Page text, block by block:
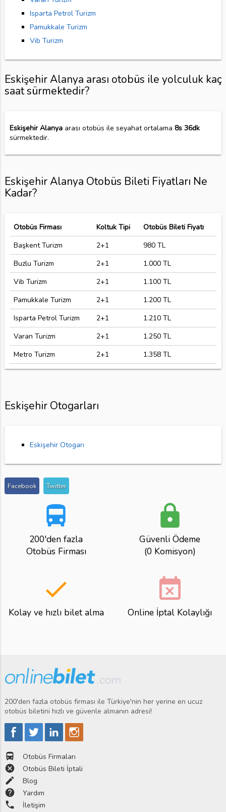
Isparta Petrol Turizm
Pamukkale Turizm
Vib Turizm
Eskişehir Alanya arası otobüs ile yolculuk kaç
saat sürmektedir?
Eskişehir Alanyaarası otobüs ile seyahat ortalama 8s 36dk
sürmektedir.
Eskişehir Alanya Otobüs Bileti Fiyatları Ne
Kadar?
Otobüs Firması Koltuk Tipi
Otobüs Bileti Fiyatı
Başkent Turizm
2+1
980 TL
Buzlu Turizm
2+1
1.000 TL
Vib Turizm
2+1
1.100 TL
Pamukkale Turizm
2+1
1.200 TL
Isparta Petrol Turizm
2+1
1.210 TL
Varan Turizm
2+1
1.250 TL
Metro Turizm
2+1 1.358 TL
Eskişehir Otogarları
Eskişehir Otogarı
Facebook Twitter
directions_bus
200'den fazla
Otobüs Firması
lock
Güvenli Ödeme
(0 Komisyon)
done
Kolay ve hızlı bilet alma
event_busy
Online İptal Kolaylığı
200'den fazla otobüs firması ile Türkiye'nin her yerine en ucuz
otobüs biletini hızlı ve güvenle almanın adresi!
directions_bus Otobüs Firmaları
cancel Otobüs Bileti İptali
edit Blog
help Yardım
phone İletişim